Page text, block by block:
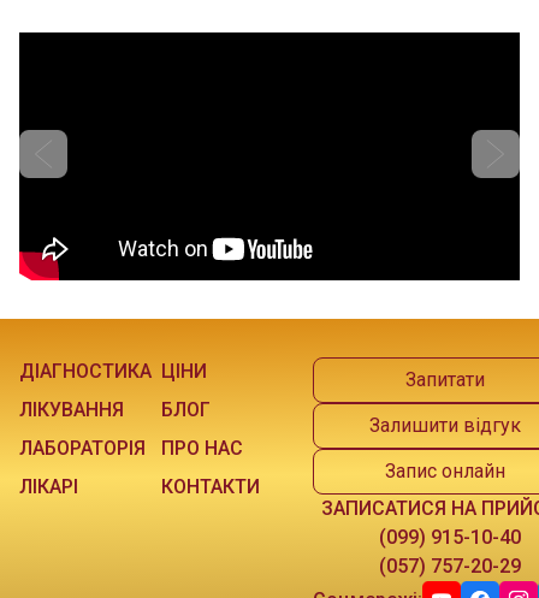
ДІАГНОСТИКА
ЛІКУВАННЯ
ЛАБОРАТОРІЯ
ЛІКАРІ
ЦІНИ
БЛОГ
ПРО НАС
КОНТАКТИ
Запитати
Залишити відгук
Запис онлайн
ЗАПИСАТИСЯ НА
(099) 915-10-40
(057) 757-20-29